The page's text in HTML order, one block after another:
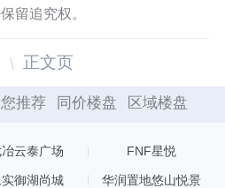
留追究权。
正文页
推荐 同价楼盘 区域楼盘
云泰广场 FNF星悦
实御湖尚城 华润置地悠山悦景